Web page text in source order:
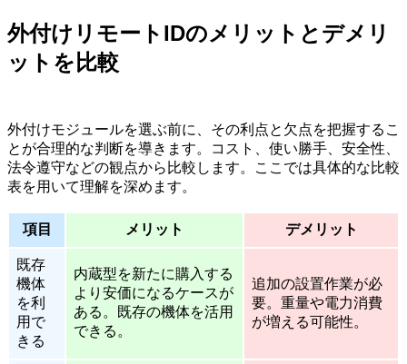
外付けリモートIDのメリットとデメリ
ットを比較
外付けモジュールを選ぶ前に、その利点と欠点を把握するこ
とが合理的な判断を導きます。コスト、使い勝手、安全性、
法令遵守などの観点から比較します。ここでは具体的な比較
表を用いて理解を深めます。
項目 メリット デメリット
既存
機体
を利
用で
きる
内蔵型を新たに購入する
より安価になるケースが
ある。既存の機体を活用
できる。
追加の設置作業が必
要。重量や電力消費
が増える可能性。